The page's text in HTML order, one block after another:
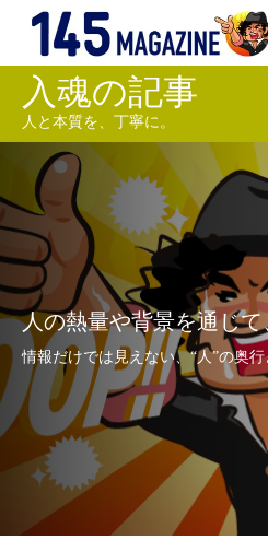
入魂の記事
人と本質を、丁寧に。
人の熱量や背景を通じ
情報だけでは見えない、“人”の奥